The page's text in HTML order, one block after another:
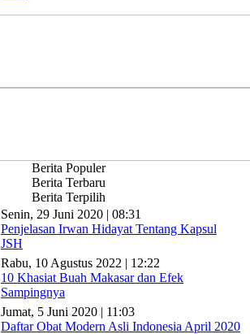
Berita Populer
Berita Terbaru
Berita Terpilih
Senin, 29 Juni 2020 | 08:31
Penjelasan Irwan Hidayat Tentang Kapsul
JSH
Rabu, 10 Agustus 2022 | 12:22
10 Khasiat Buah Makasar dan Efek
Sampingnya
Jumat, 5 Juni 2020 | 11:03
Daftar Obat Modern Asli Indonesia April 2020